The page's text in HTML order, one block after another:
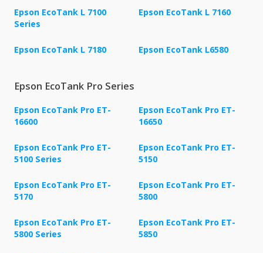
Epson EcoTank L 7100
Series
Epson EcoTank L 7160
Epson EcoTank L 7180 Epson EcoTank L6580
Epson EcoTank Pro Series
Epson EcoTank Pro ET-
16600
Epson EcoTank Pro ET-
16650
Epson EcoTank Pro ET-
5100 Series
Epson EcoTank Pro ET-
5150
Epson EcoTank Pro ET-
5170
Epson EcoTank Pro ET-
5800
Epson EcoTank Pro ET-
5800 Series
Epson EcoTank Pro ET-
5850